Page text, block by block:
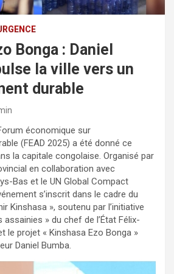
Bonga : Daniel
la ville vers un
durable
économique sur
(FEAD 2025) a été donné ce
la capitale congolaise. Organisé par
en collaboration avec
Bas et le UN Global Compact
s’inscrit dans le cadre du
Kinshasa », soutenu par l’initiative
assainies » du chef de l’État Félix-
le projet « Kinshasa Ezo Bonga »
Daniel Bumba.